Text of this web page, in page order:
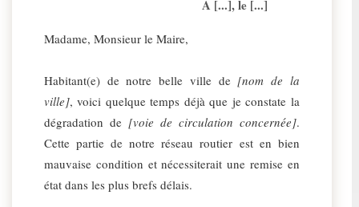
A [...], le [...]
Madame, Monsieur le Maire,
Habitant(e) de notre belle ville de [nom de la
ville], voici quelque temps déjà que je constate la
dégradation de [voie de circulation concernée].
Cette partie de notre réseau routier est en bien
mauvaise condition et nécessiterait une remise en
état dans les plus brefs délais.